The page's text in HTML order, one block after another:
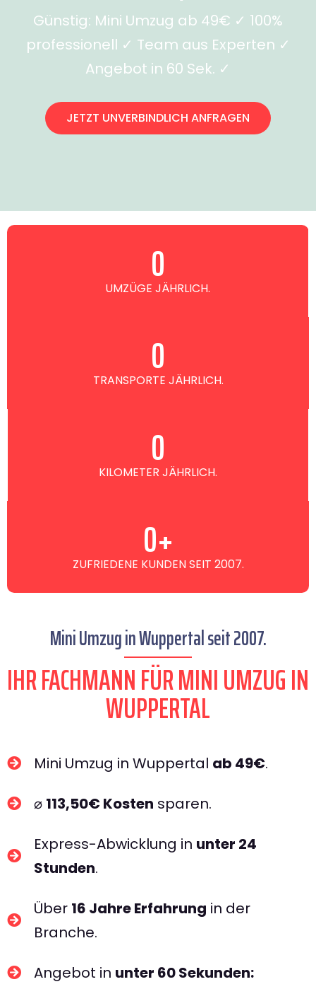
Günstig: Mini Umzug ab 49€ ✓ 100%
professionell ✓ Team aus Experten ✓
Angebot in 60 Sek. ✓
JETZT UNVERBINDLICH ANFRAGEN
UMZÜGE JÄHRLICH.
0
TRANSPORTE JÄHRLICH.
0
KILOMETER JÄHRLICH.
0
ZUFRIEDENE KUNDEN SEIT 2007.
0+
Mini Umzug in Wuppertal seit 2007.
IHR FACHMANN FÜR MINI UMZUG IN
WUPPERTAL​
Mini Umzug in Wuppertal ab 49€.
⌀ 113,50€ Kosten sparen.
Express-Abwicklung in unter 24
Stunden.
Über 16 Jahre Erfahrung in der
Branche.
Angebot in unter 60 Sekunden: